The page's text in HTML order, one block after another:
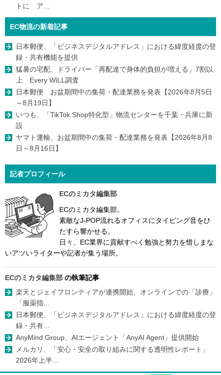
トに ア...
EC物流の新着記事
日本郵便、「ビジネスデジタルアドレス」における緯度経度の登
録・共有機能を提供
猛暑の宅配、ドライバー「再配達で身体的負担が増える」7割以
上 Every WiLL調査
日本郵便 お盆期間中の集荷・配達業務を発表【2026年8月5日
～8月19日】
いつも、「TikTok Shop特化型」物流センターを千葉・兵庫に新
設
ヤマト運輸、お盆期間中の集荷・配達業務を発表【2026年8月8
日～8月16日】
記者プロフィール
ECのミカタ編集部
ECのミカタ編集部。
素敵なJ-POP流れるオフィスにタイピング音をひ
たすら響かせる。
日々、EC業界に貢献すべく勉強と努力を惜しまな
いアツいライターや記者が集う場所。
ECのミカタ編集部 の執筆記事
楽天とジェイフロンティアが連携開始、オンラインでの「診療」
「服薬指...
日本郵便、「ビジネスデジタルアドレス」における緯度経度の登
録・共有...
AnyMind Group、AIエージェント「AnyAI Agent」提供開始
メルカリ、「安心・安全の取り組みに関する透明性レポート」
2026年上半...